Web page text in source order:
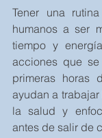
Tener una
humanos a ser
tiempo y
acciones que
primeras horas
ayudan a
la salud y
antes de salir de